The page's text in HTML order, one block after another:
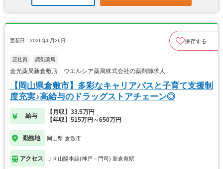
更新日：2026年6月26日 保存する
正社員 調剤薬局
金光薬局新倉敷店 ウエルシア薬局株式会社の薬剤師求人
【岡山県倉敷市】多彩なキャリアパスと子育て支援制
度充実♪高給与のドラッグストアチェーン◎
給与
【月収】33.5万円
【年収】515万円～650万円
勤務地 岡山県 倉敷市
アクセス ＪＲ山陽本線(神戸－門司) 新倉敷駅